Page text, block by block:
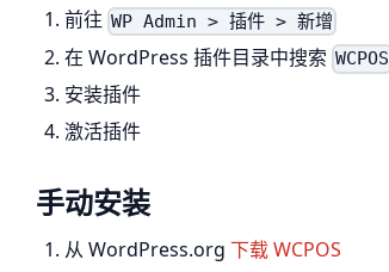
前往 WP Admin > 插件 > 新增
在 WordPress 插件目录中搜索 WCPOS
安装插件
激活插件
手动安装
从 WordPress.org 下载 WCPOS